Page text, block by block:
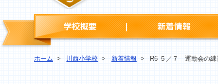
学校概要
ホーム > 川西小学校 > 新着情報 > R6 ５／７ 運動会の練